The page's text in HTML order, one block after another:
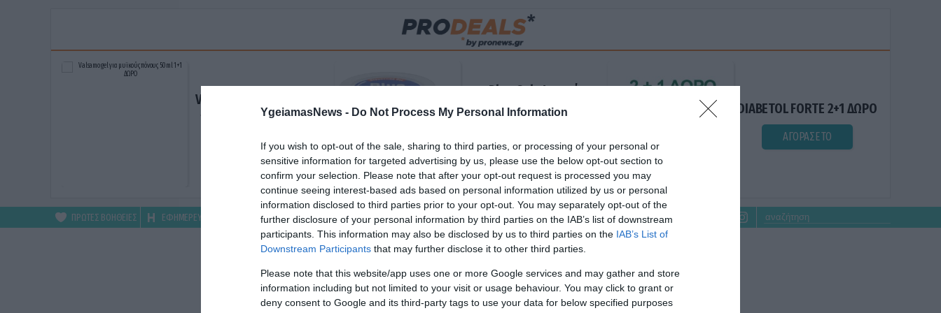
YgeiamasNews - Do Not Process My Personal Information
If you wish to opt-out of the sale, sharing to third parties, or processing of your personal or
sensitive information for targeted advertising by us, please use the below opt-out section to
confirm your selection. Please note that after your opt-out request is processed you may
continue seeing interest-based ads based on personal information utilized by us or personal
information disclosed to third parties prior to your opt-out. You may separately opt-out of the
further disclosure of your personal information by third parties on the IAB’s list of downstream
participants. This information may also be disclosed by us to third parties on the IAB’s List of
Downstream Participants that may further disclose it to other third parties.
Please note that this website/app uses one or more Google services and may gather and store
information including but not limited to your visit or usage behaviour. You may click to grant or
deny consent to Google and its third-party tags to use your data for below specified purposes
Valsamo gel για μυϊκούς
πόνους 50ml 1+1 ΔΩΡΟ
ΑΓΟΡΑΣΕ ΤΟ
Blue Gel: Φυσική
ανακούφιση & χαλάρωση
ΑΓΟΡΑΣΕ ΤΟ
DIABETOL FORTE 2+1 ΔΩΡΟ
ΑΓΟΡΑΣΕ ΤΟ
ΠΡΩΤΕΣ ΒΟΗΘΕΙΕΣ ΕΦΗΜΕΡΕΥΟΝΤΑ ΦΑΡΜΑΚΕΙΑ